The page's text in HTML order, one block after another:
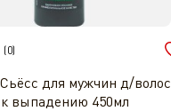
(0)
для мужчин д/волос
выпадению 450мл